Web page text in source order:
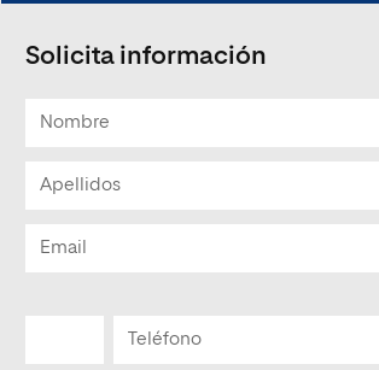
Solicita información